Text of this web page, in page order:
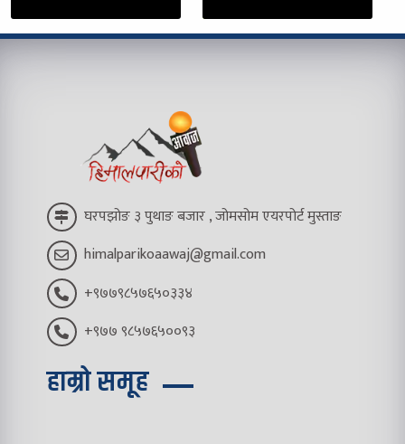
घरपझोङ ३ पुथाङ बजार , जोमसोम एयरपोर्ट मुस्ताङ
himalparikoaawaj@gmail.com
+९७७९८५७६५०३३४
+९७७ ९८५७६५००९३
हाम्रो समूह